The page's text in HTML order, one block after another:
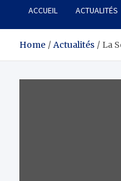
ACCUEIL ACTUALITÉS
Home Actualités La